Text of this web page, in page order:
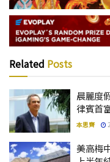
Related Posts
晨麗度
律賓首
本思齊
美高梅